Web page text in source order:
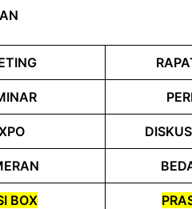
BOX